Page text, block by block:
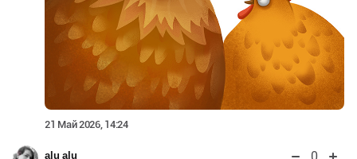
21 Май 2026, 14:24
alu alu